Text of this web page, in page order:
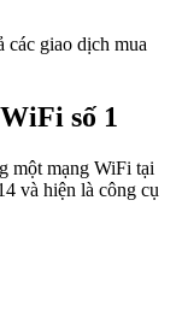
giao dịch mua
số 1
một mạng WiFi tại
và hiện là công cụ